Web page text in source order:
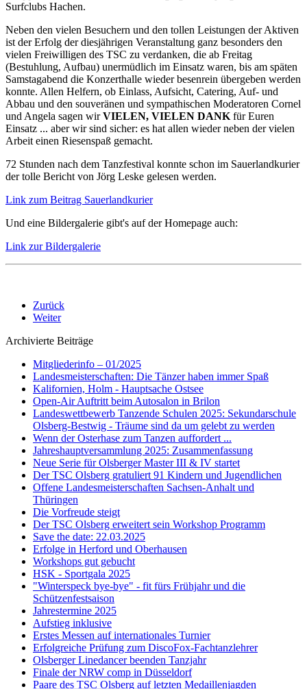
Surfclubs Hachen.
Neben den vielen Besuchern und den tollen Leistungen der Aktiven
ist der Erfolg der diesjährigen Veranstaltung ganz besonders den
vielen Freiwilligen des TSC zu verdanken, die ab Freitag
(Bestuhlung, Aufbau) unermüdlich im Einsatz waren, bis am späten
Samstagabend die Konzerthalle wieder besenrein übergeben werden
konnte. Allen Helfern, ob Einlass, Aufsicht, Catering, Auf- und
Abbau und den souveränen und sympathischen Moderatoren Cornel
und Angela sagen wirVIELEN, VIELEN DANK für Euren
Einsatz ... aber wir sind sicher: es hat allen wieder neben der vielen
Arbeit einen Riesenspaß gemacht.
72 Stunden nach dem Tanzfestival konnte schon im Sauerlandkurier
der tolle Bericht von Jörg Leske gelesen werden.
Link zum Beitrag Sauerlandkurier
Und eine Bildergalerie gibt's auf der Homepage auch:
Link zur Bildergalerie
Zurück
Weiter
Archivierte Beiträge
Mitgliederinfo – 01/2025
Landesmeisterschaften: Die Tänzer haben immer Spaß
Kalifornien, Holm - Hauptsache Ostsee
Open-Air Auftritt beim Autosalon in Brilon
Landeswettbewerb Tanzende Schulen 2025: Sekundarschule
Olsberg-Bestwig - Träume sind da um gelebt zu werden
Wenn der Osterhase zum Tanzen auffordert ...
Jahreshauptversammlung 2025: Zusammenfassung
Neue Serie für Olsberger Master III & IV startet
Der TSC Olsberg gratuliert 91 Kindern und Jugendlichen
Offene Landesmeisterschaften Sachsen-Anhalt und
Thüringen
Die Vorfreude steigt
Der TSC Olsberg erweitert sein Workshop Programm
Save the date: 22.03.2025
Erfolge in Herford und Oberhausen
Workshops gut gebucht
HSK - Sportgala 2025
"Winterspeck bye-bye" - fit fürs Frühjahr und die
Schützenfestsaison
Jahrestermine 2025
Aufstieg inklusive
Erstes Messen auf internationales Turnier
Erfolgreiche Prüfung zum DiscoFox-Fachtanzlehrer
Olsberger Linedancer beenden Tanzjahr
Finale der NRW comp in Düsseldorf
Paare des TSC Olsberg auf letzten Medaillenjagden